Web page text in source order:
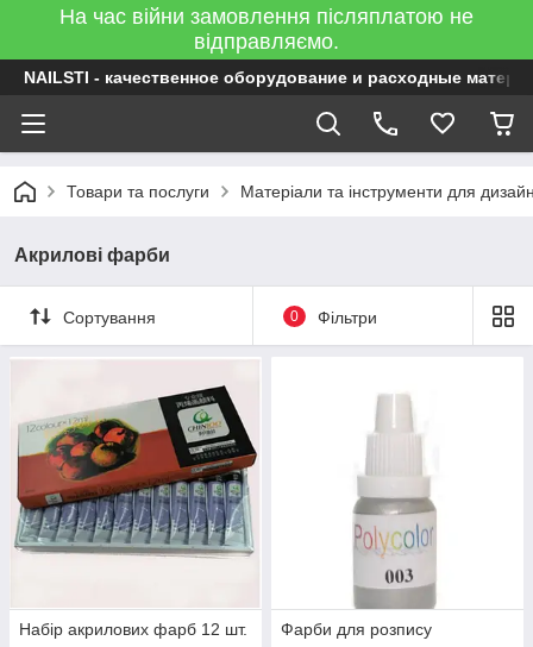
На час війни замовлення післяплатою не
відправляємо.
NAILSTI - качественное оборудование и расходные
Товари та послуги Матеріали та інструменти для
Акрилові фарби
Сортування 0 Фільтри
Набір акрилових фарб 12 шт.
Фарби для розпису